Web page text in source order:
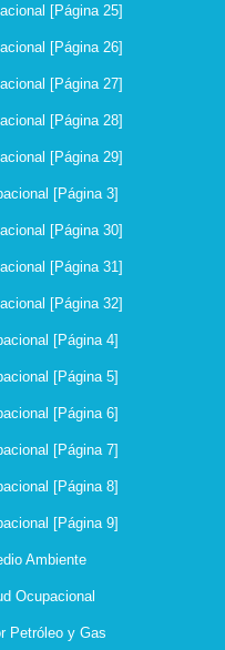
[Página 25]
[Página 26]
[Página 27]
[Página 28]
[Página 29]
[Página 3]
[Página 30]
[Página 31]
[Página 32]
[Página 4]
[Página 5]
[Página 6]
[Página 7]
[Página 8]
[Página 9]
Ambiente
Ocupacional
Petróleo y Gas